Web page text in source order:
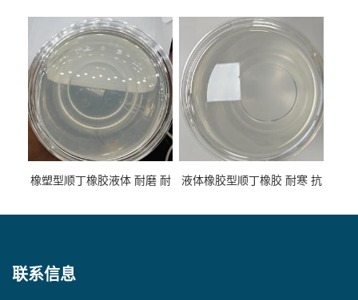
性
专用
橡塑型顺丁橡胶液体 耐磨 耐
液体橡胶型顺丁橡胶 耐寒 抗
联系信息